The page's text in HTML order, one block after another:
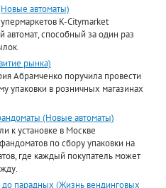
автоматы)
K-Citymarket
автомат, способный за один раз
рынка)
Абрамченко поручила провести
упаковки в розничных магазинах
(Новые автоматы)
к установке в Москве
по сбору упаковки на
где каждый покупатель может
парадных (Жизнь вендинговых